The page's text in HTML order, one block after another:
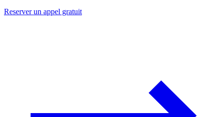
Reserver un appel gratuit